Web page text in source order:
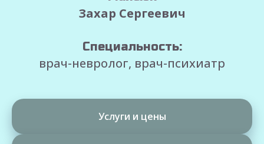
Захар Сергеевич
Специальность:
врач-невролог, врач-психиатр
Услуги и цены